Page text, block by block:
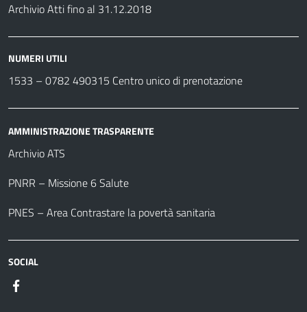
Archivio Atti fino al 31.12.2018
NUMERI UTILI
1533 – 0782 490315 Centro unico di prenotazione
AMMINISTRAZIONE TRASPARENTE
Archivio ATS
PNRR – Missione 6 Salute
PNES – Area Contrastare la povertà sanitaria
SOCIAL